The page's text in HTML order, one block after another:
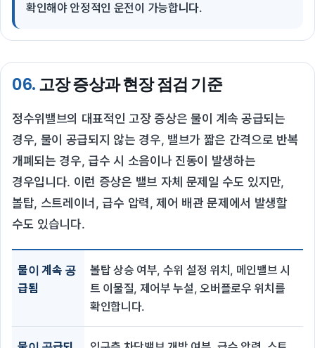
확인해야 안정적인 운전이 가능합니다.
06.고장 증상과 현장 점검 기준
정수위밸브의 대표적인 고장 증상은 물이 계속 공급되는
경우, 물이 공급되지 않는 경우, 밸브가 짧은 간격으로 반복
개폐되는 경우, 급수 시 소음이나 진동이 발생하는
경우입니다. 이런 증상은 밸브 자체 문제일 수도 있지만,
볼탑, 스트레이너, 급수 압력, 제어 배관 문제에서 발생할
수도 있습니다.
물이 계속 공
급됨
볼탑 상승 여부, 수위 설정 위치, 메인밸브 시
트 이물질, 제어부 누설, 오버플로우 위치를
확인합니다.